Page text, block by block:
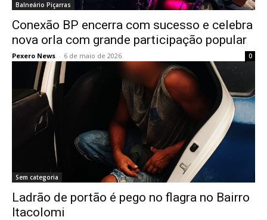
Balneário Piçarras
Conexão BP encerra com sucesso e celebra
nova orla com grande participação popular
Pexero News - 6 de maio de 2026 0
Sem categoria
Ladrão de portão é pego no flagra no Bairro
Itacolomi